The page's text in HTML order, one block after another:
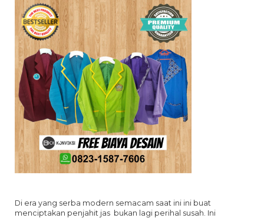
Di era yang serba modern semacam saat ini ini buat
menciptakan penjahit jas bukan lagi perihal susah. Ini